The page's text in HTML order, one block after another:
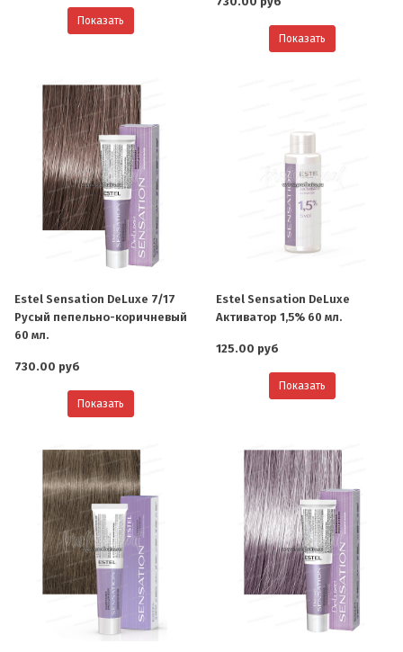
Показать
Показать
Estel Sensation DeLuxe 7/17
Русый пепельно-коричневый
60 мл.
730.00 руб
Показать
Estel Sensation DeLuxe
Активатор 1,5% 60 мл.
125.00 руб
Показать